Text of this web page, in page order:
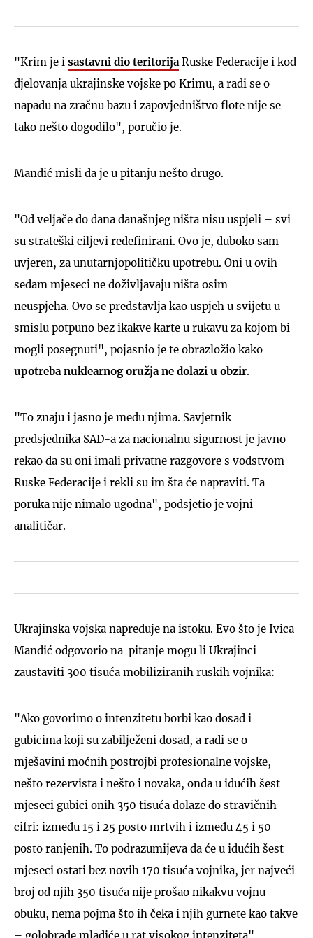
"Krim je i sastavni dio teritorija Ruske Federacije i kod
djelovanja ukrajinske vojske po Krimu, a radi se o
napadu na zračnu bazu i zapovjedništvo flote nije se
tako nešto dogodilo", poručio je.
Mandić misli da je u pitanju nešto drugo.
"Od veljače do dana današnjeg ništa nisu uspjeli – svi
su strateški ciljevi redefinirani. Ovo je, duboko sam
uvjeren, za unutarnjopolitičku upotrebu. Oni u ovih
sedam mjeseci ne doživljavaju ništa osim
neuspjeha. Ovo se predstavlja kao uspjeh u svijetu u
smislu potpuno bez ikakve karte u rukavu za kojom bi
mogli posegnuti", pojasnio je te obrazložio kako
upotreba nuklearnog oružja ne dolazi u obzir.
"To znaju i jasno je među njima. Savjetnik
predsjednika SAD-a za nacionalnu sigurnost je javno
rekao da su oni imali privatne razgovore s vodstvom
Ruske Federacije i rekli su im šta će napraviti. Ta
poruka nije nimalo ugodna", podsjetio je vojni
analitičar.
Ukrajinska vojska napreduje na istoku. Evo što je Ivica
Mandić odgovorio na pitanje mogu li Ukrajinci
zaustaviti 300 tisuća mobiliziranih ruskih vojnika:
"Ako govorimo o intenzitetu borbi kao dosad i
gubicima koji su zabilježeni dosad, a radi se o
mješavini moćnih postrojbi profesionalne vojske,
nešto rezervista i nešto i novaka, onda u idućih šest
mjeseci gubici onih 350 tisuća dolaze do stravičnih
cifri: između 15 i 25 posto mrtvih i između 45 i 50
posto ranjenih. To podrazumijeva da će u idućih šest
mjeseci ostati bez novih 170 tisuća vojnika, jer najveći
broj od njih 350 tisuća nije prošao nikakvu vojnu
obuku, nema pojma što ih čeka i njih gurnete kao takve
– golobrade mladiće u rat visokog intenziteta",